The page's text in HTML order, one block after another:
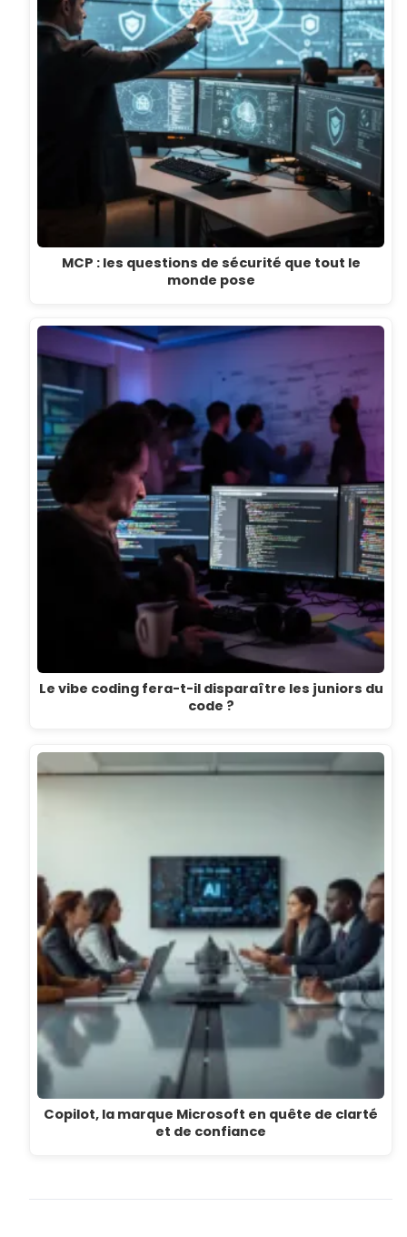
MCP : les questions de sécurité que tout le
monde pose
Le vibe coding fera-t-il disparaître les juniors du
code ?
Copilot, la marque Microsoft en quête de clarté
et de confiance